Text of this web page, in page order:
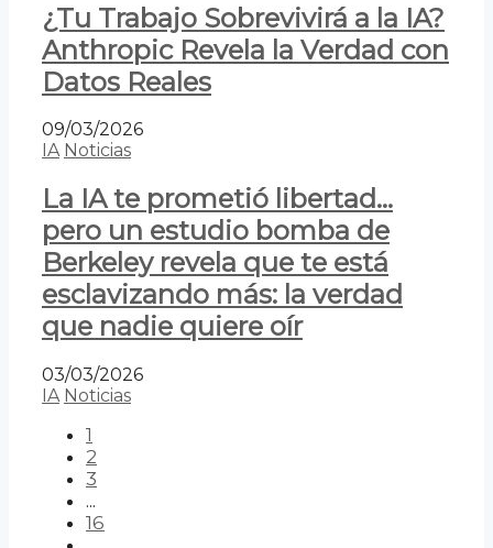
¿Tu Trabajo Sobrevivirá a la IA?
Anthropic Revela la Verdad con
Datos Reales
09/03/2026
IA Noticias
La IA te prometió libertad…
pero un estudio bomba de
Berkeley revela que te está
esclavizando más: la verdad
que nadie quiere oír
03/03/2026
IA Noticias
1
2
3
...
16